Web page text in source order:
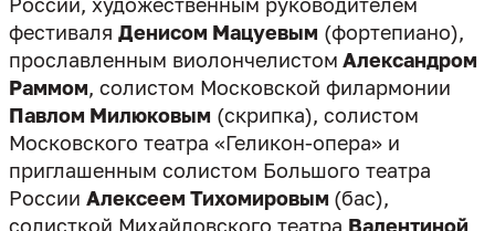
фестиваля Денисом Мацуевым (фортепиано),
прославленным виолончелистом Александром
Раммом, солистом Московской филармонии
Павлом Милюковым (скрипка), солистом
Московского театра «Геликон-опера» и
приглашенным солистом Большого театра
России Алексеем Тихомировым (бас),
солисткой Михайловского театра Валентиной